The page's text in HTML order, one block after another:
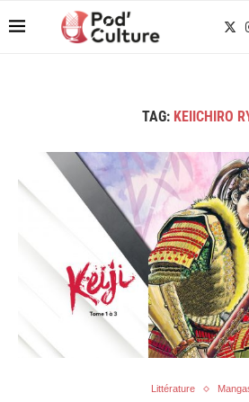
TAG: KEIICHIRO
Littérature